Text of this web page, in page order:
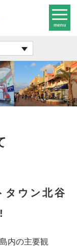
menu
タウン北谷
内の主要観